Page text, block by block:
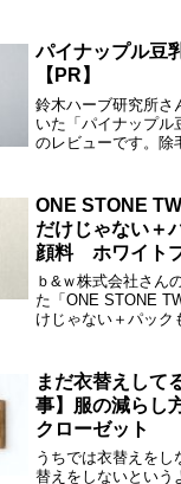
毎日ずっと完璧にス
ているわけでもなく
パイナップル豆
【PR】
鈴木ハーブ研究所さ
いた「パイナップル
のレビューです。除
っしり↑230gで
容量で、ずっ...
ONE STONE
だけじゃない＋
顔料 ホワイト
【PR】
ｂ&ｗ株式会社さん
た「ONE STONE
けじゃない＋パッ
の頃。早速使用感レ
ょ～。黄...
まだ衣替えして
事】服の減らし
クローゼット
うちでは衣替えをし
替えをしないという